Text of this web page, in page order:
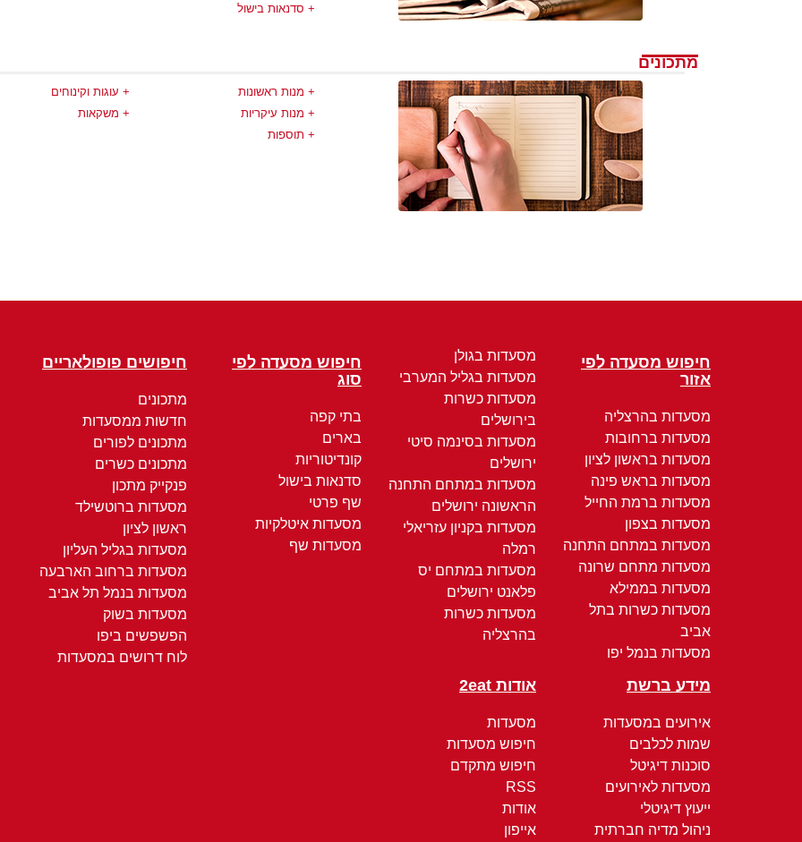
סדנאות בישול
מתכונים
מנות ראשונות
מנות עיקריות
תוספות
עוגות וקינוחים
משקאות
חיפוש מסעדה לפי
אזור
מסעדות בהרצליה
מסעדות ברחובות
מסעדות בראשון לציון
מסעדות בראש פינה
מסעדות ברמת החייל
מסעדות בצפון
מסעדות במתחם התחנה
מסעדות מתחם שרונה
מסעדות בממילא
מסעדות כשרות בתל
אביב
מסעדות בנמל יפו
מסעדות בגולן
מסעדות בגליל המערבי
מסעדות כשרות
בירושלים
מסעדות בסינמה סיטי
ירושלים
מסעדות במתחם התחנה
הראשונה ירושלים
מסעדות בקניון עזריאלי
רמלה
מסעדות במתחם יס
פלאנט ירושלים
מסעדות כשרות
בהרצליה
חיפוש מסעדה לפי
סוג
בתי קפה
בארים
קונדיטוריות
סדנאות בישול
שף פרטי
מסעדות איטלקיות
מסעדות שף
חיפושים פופולאריים
מתכונים
חדשות ממסעדות
מתכונים לפורים
מתכונים כשרים
פנקייק מתכון
מסעדות ברוטשילד
ראשון לציון
מסעדות בגליל העליון
מסעדות ברחוב הארבעה
מסעדות בנמל תל אביב
מסעדות בשוק
הפשפשים ביפו
לוח דרושים במסעדות
מידע ברשת
אירועים במסעדות
שמות לכלבים
סוכנות דיגיטל
מסעדות לאירועים
ייעוץ דיגיטלי
ניהול מדיה חברתית
אודות 2eat
מסעדות
חיפוש מסעדות
חיפוש מתקדם
RSS
אודות
אייפון